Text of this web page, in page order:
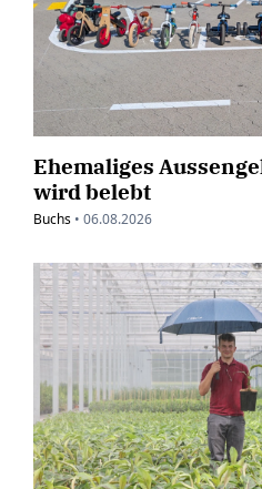
Ehemaliges
wird belebt
Buchs • 06.08.2026